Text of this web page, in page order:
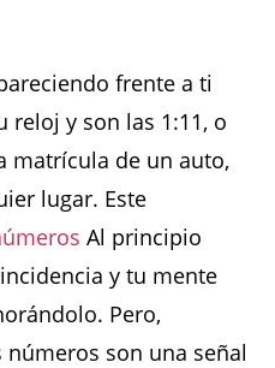
frente a ti
reloj y son las 1:11, o
matrícula de un auto,
lugar. Este
Al principio
y tu mente
Pero,
son una señal